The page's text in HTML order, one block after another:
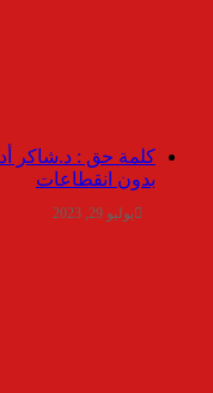
بدون انقطاعات
يوليو 29, 2023